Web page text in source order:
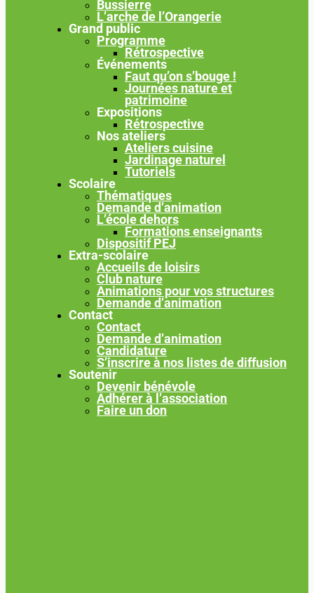
Bussierre
L’arche de l’Orangerie
Grand public
Programme
Rétrospective
Événements
Faut qu’on s’bouge !
Journées nature et
patrimoine
Expositions
Rétrospective
Nos ateliers
Ateliers cuisine
Jardinage naturel
Tutoriels
Scolaire
Thématiques
Demande d’animation
L’école dehors
Formations enseignants
Dispositif PEJ
Extra-scolaire
Accueils de loisirs
Club nature
Animations pour vos structures
Demande d’animation
Contact
Contact
Demande d’animation
Candidature
S’inscrire à nos listes de diffusion
Soutenir
Devenir bénévole
Adhérer à l’association
Faire un don